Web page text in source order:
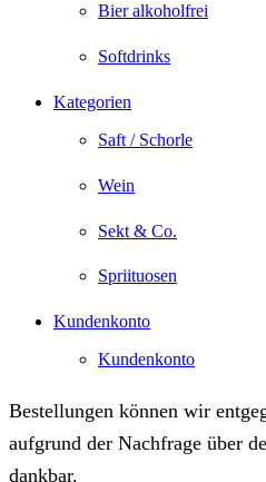
Bier alkoholfrei
Softdrinks
Kategorien
Saft / Schorle
Wein
Sekt & Co.
Spriituosen
Kundenkonto
Kundenkonto
Bestellungen können wir
aufgrund der Nachfrage über
dankbar.